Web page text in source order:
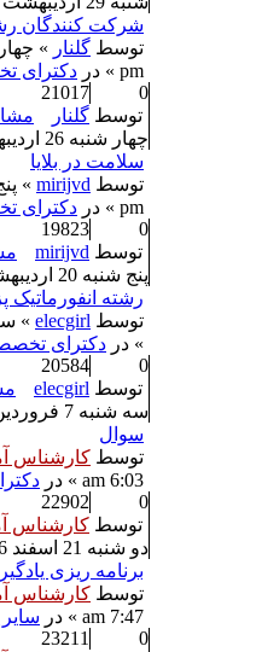
شرکت کنندگان
توسط گلنار
pm » در
دکترای
0
21017
توسط گلنار
چهار شنبه 26 اردیبهشت 1397, 12:43 pm
سلامت در بلایا
توسط mirijvd
pm » در
دکترای
0
19823
توسط mirijvd
پنج شنبه 20 اردیبهشت 1397, 7:33 pm
رشته
توسط elecgirl
» در دکترای
0
20584
توسط elecgirl
سه شنبه 7 فروردین 1397, 8:10 pm
سوال
توسط کارشناس
6:03 am » در
0
22902
توسط کارشناس
دو شنبه 21 اسفند 1396, 6:03 am
برنامه ریزی
توسط کارشناس
7:47 am » در
0
23211